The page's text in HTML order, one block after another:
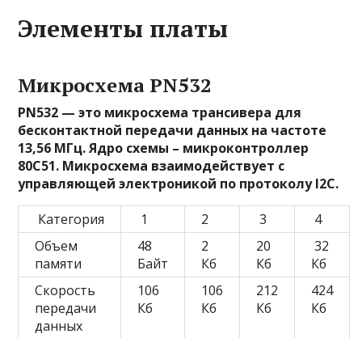
Элементы платы
Микросхема PN532
PN532 — это микросхема трансивера для
бесконтактной передачи данных на частоте
13,56 МГц. Ядро схемы – микроконтроллер
80C51. Микросхема взаимодействует с
управляющей электроникой по протоколу I2C.
Категория
1 2 3
4
Объем
памяти
48
Байт
2
Кб
20
Кб
32
Кб
Скорость
передачи
данных
106
Кб
106
Кб
212
Кб
424
Кб